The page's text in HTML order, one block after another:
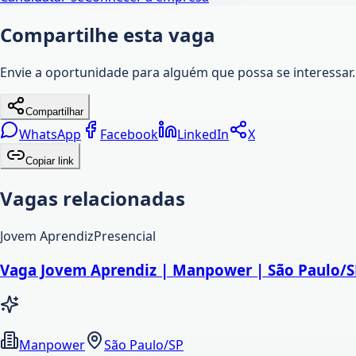
Compartilhe esta vaga
Envie a oportunidade para alguém que possa se interessar.
Compartilhar
WhatsApp Facebook LinkedIn X
Copiar link
Vagas relacionadas
Jovem AprendizPresencial
Vaga Jovem Aprendiz | Manpower | São Paulo/
Manpower São Paulo/SP